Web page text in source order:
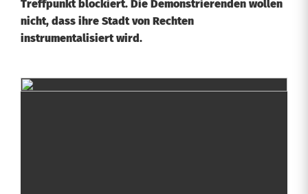
Treffpunkt blockiert. Die Demonstrierenden wollen
nicht, dass ihre Stadt von Rechten
instrumentalisiert wird.
S